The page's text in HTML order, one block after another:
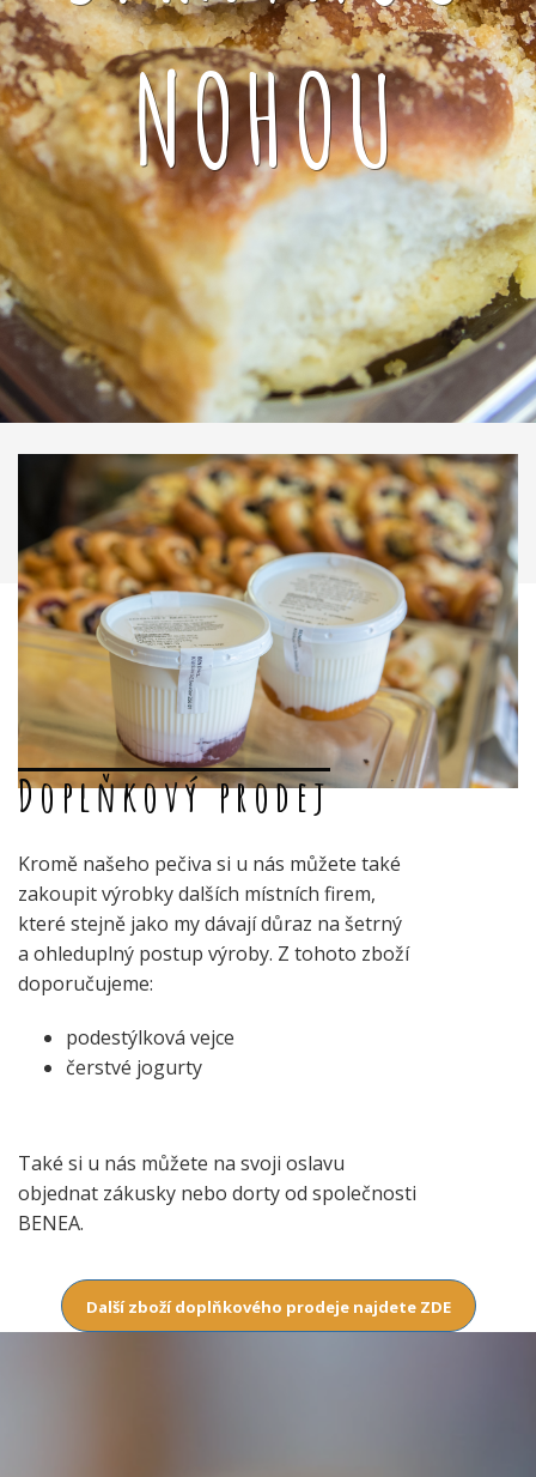
NOHOU
Doplňkový prodej
Kromě našeho pečiva si u nás můžete také
zakoupit výrobky dalších místních firem,
které stejně jako my dávají důraz na šetrný
a ohleduplný postup výroby. Z tohoto zboží
doporučujeme:
podestýlková vejce
čerstvé jogurty
Také si u nás můžete na svoji oslavu
objednat zákusky nebo dorty od společnosti
BENEA.
Další zboží doplňkového prodeje najdete ZDE